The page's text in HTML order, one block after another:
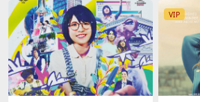
未删减
幕]
VIP